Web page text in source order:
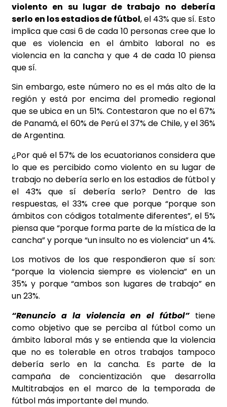
violento en su lugar de trabajo no debería
serlo en los estadios de fútbol, el 43% que sí. Esto
implica que casi 6 de cada 10 personas cree que lo
que es violencia en el ámbito laboral no es
violencia en la cancha y que 4 de cada 10 piensa
que sí.
Sin embargo, este número no es el más alto de la
región y está por encima del promedio regional
que se ubica en un 51%. Contestaron que no el 67%
de Panamá, el 60% de Perú el 37% de Chile, y el 36%
de Argentina.
¿Por qué el 57% de los ecuatorianos considera que
lo que es percibido como violento en su lugar de
trabajo no debería serlo en los estadios de fútbol y
el 43% que sí debería serlo? Dentro de las
respuestas, el 33% cree que porque “porque son
ámbitos con códigos totalmente diferentes”, el 5%
piensa que “porque forma parte de la mística de la
cancha” y porque “un insulto no es violencia” un 4%.
Los motivos de los que respondieron que sí son:
“porque la violencia siempre es violencia” en un
35% y porque “ambos son lugares de trabajo” en
un 23%.
“Renuncio a la violencia en el fútbol”tiene
como objetivo que se perciba al fútbol como un
ámbito laboral más y se entienda que la violencia
que no es tolerable en otros trabajos tampoco
debería serlo en la cancha. Es parte de la
campaña de concientización que desarrolla
Multitrabajos en el marco de la temporada de
fútbol más importante del mundo.